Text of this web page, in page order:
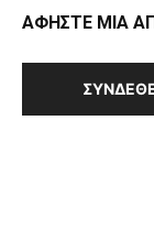
ΑΦΗΣΤΕ ΜΙΑ